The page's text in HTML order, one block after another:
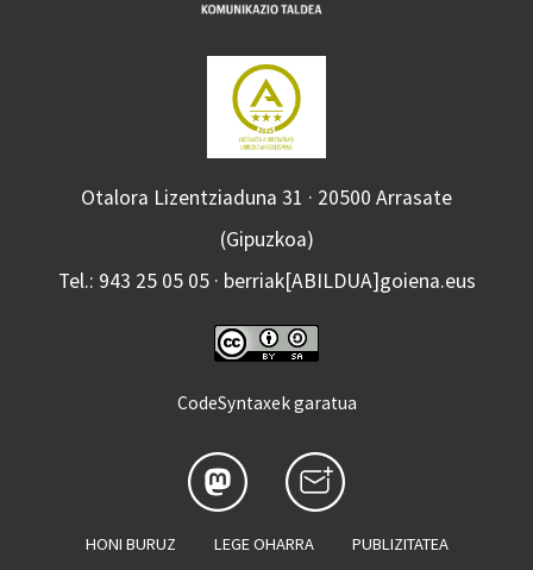
Otalora Lizentziaduna 31 · 20500 Arrasate
(Gipuzkoa)
Tel.: 943 25 05 05 · berriak[ABILDUA]goiena.eus
CodeSyntaxek garatua
HONI BURUZ LEGE OHARRA PUBLIZITATEA